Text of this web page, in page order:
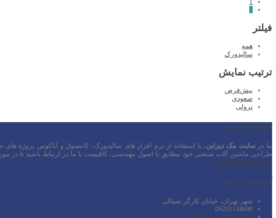
1
2
فیلتر
همه
سالیدورک
ترتیب نمایش
پیش‌فرض
صعودی
نزولی
درباره مک دیزاین
ما در سایت مک دیزاین ، با استفاده از نرم افزار های سالیدورک، کامسول و آباکوس پروژه
طراحی ماشین آلات صنعتی خود مطابق با اصول مهندسی، کافیست با ما در ارتباط باشید تا در
www.MechDesign.ir
آدرس مک دیزاین
شهر تهران، خیابان کارگر شمالی
09231134698